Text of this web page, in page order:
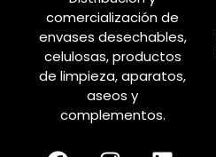
comercialización de
envases desechables,
celulosas, productos
de limpieza, aparatos,
aseos y
complementos.